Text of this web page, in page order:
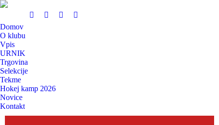
Domov
O klubu
Vpis
URNIK
Trgovina
Selekcije
Tekme
Hokej kamp 2026
Novice
Kontakt